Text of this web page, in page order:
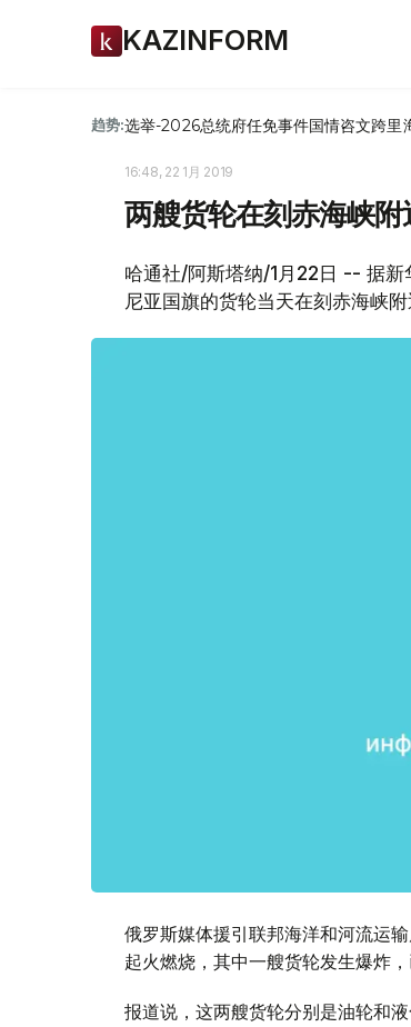
KAZINFORM
趋势:选举-2026总统府任免事件国情咨文跨里
16:48, 22 1月 2019
两艘货轮在刻赤海峡附
哈通社/阿斯塔纳/1月22日 -- 据新
尼亚国旗的货轮当天在刻赤海峡
俄罗斯媒体援引联邦海洋和河流运
起火燃烧，其中一艘货轮发生爆炸
报道说，这两艘货轮分别是油轮和